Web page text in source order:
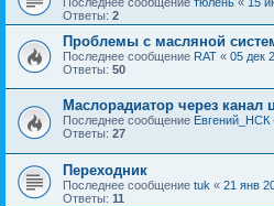
Ответы: 2
Проблемы с масляной
Последнее сообщение RAT « 05 дек
Ответы: 50
Маслорадиатор через канал
Последнее сообщение Евгений_НСК
Ответы: 27
Переходник
Последнее сообщение tuk « 21 янв
Ответы: 11